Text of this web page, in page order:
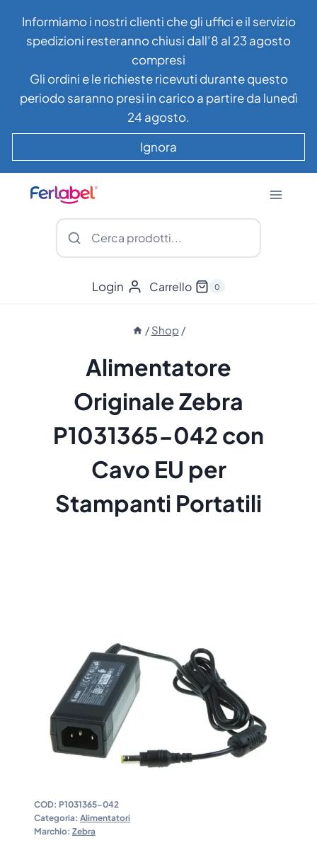
contenuto
Informiamo i nostri clienti che gli uffici e il servizio
spedizioni resteranno chiusi dall’8 al 23 agosto
compresi
Gli ordini e le richieste ricevuti durante questo
periodo saranno presi in carico a partire da lunedì
24 agosto.
Ignora
Login Carrello 0
/ Shop /
Alimentatore
Originale Zebra
P1031365-042 con
Cavo EU per
Stampanti Portatili
COD: P1031365-042
Categoria: Alimentatori
Marchio: Zebra